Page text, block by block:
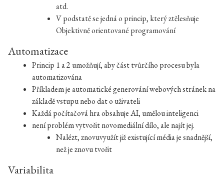
atd.
V podstatě se jedná o princip, který ztělesňuje
Objektivně orientované programování
Automatizace
Princip 1 a 2 umožňují, aby část tvůrčího procesu byla
automatizována
Příkladem je automatické generování webových stránek na
základě vstupu nebo dat o uživateli
Každá počítačová hra obsahuje AI, umělou inteligenci
není problém vytvořit novomediální dílo, ale najít jej.
Nalézt, znovuvyužít již existující média je snadnější,
než je znovu tvořit
Variabilita